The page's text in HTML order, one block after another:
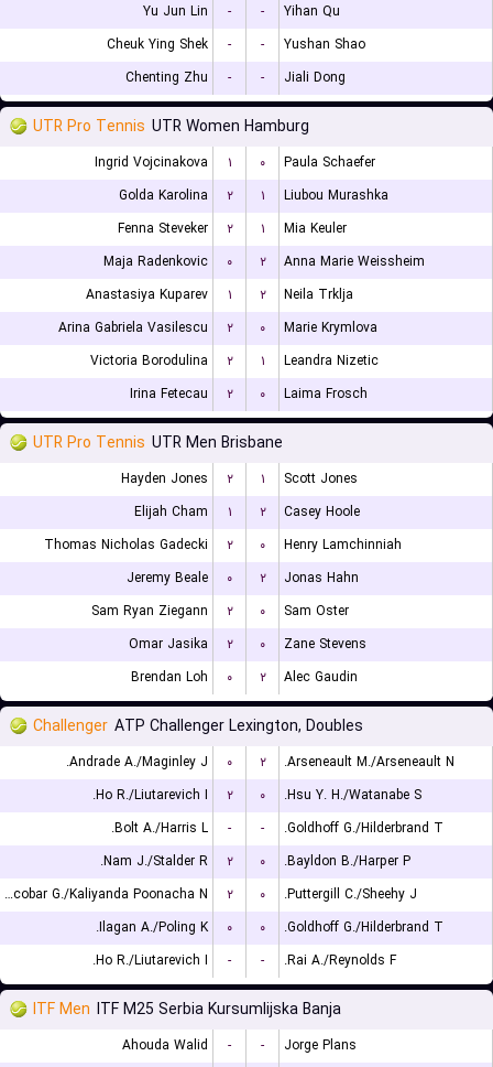
Yu Jun Lin
- -
Yihan Qu
Cheuk Ying Shek
- -
Yushan Shao
Chenting Zhu
- - Jiali Dong
UTR Pro Tennis UTR Women Hamburg
Ingrid Vojcinakova ۱ ۰
Paula Schaefer
Golda Karolina
۲ ۱
Liubou Murashka
Fenna Steveker
۲ ۱
Mia Keuler
Maja Radenkovic
۰ ۲
Anna Marie Weissheim
Anastasiya Kuparev
۱ ۲
Neila Trklja
Arina Gabriela Vasilescu
۲ ۰
Marie Krymlova
Victoria Borodulina
۲ ۱
Leandra Nizetic
Irina Fetecau
۲ ۰ Laima Frosch
UTR Pro Tennis UTR Men Brisbane
Hayden Jones ۲ ۱
Scott Jones
Elijah Cham
۱ ۲
Casey Hoole
Thomas Nicholas Gadecki
۲ ۰
Henry Lamchinniah
Jeremy Beale
۰ ۲
Jonas Hahn
Sam Ryan Ziegann
۲ ۰
Sam Oster
Omar Jasika
۲ ۰
Zane Stevens
Brendan Loh
۰ ۲ Alec Gaudin
Challenger ATP Challenger Lexington, Doubles
Andrade A./Maginley J. ۰ ۲
Arseneault M./Arseneault N.
Ho R./Liutarevich I.
۲ ۰
Hsu Y. H./Watanabe S.
Bolt A./Harris L.
- -
Goldhoff G./Hilderbrand T.
Nam J./Stalder R.
۲ ۰
Bayldon B./Harper P.
Escobar G./Kaliyanda Poonacha N.
۲ ۰
Puttergill C./Sheehy J.
Ilagan A./Poling K.
۰ ۰
Goldhoff G./Hilderbrand T.
Ho R./Liutarevich I.
- - Rai A./Reynolds F.
ITF Men ITF M25 Serbia Kursumlijska Banja
Ahouda Walid - -
Jorge Plans